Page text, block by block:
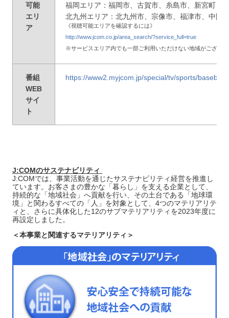
可能
エリ
ア
福岡エリア：福岡市、古賀市、糸島市、新宮町、
北九州エリア：北九州市、宗像市、福津市、中間
《視聴可能エリアを確認するには》
http://www.jcom.co.jp/area_search/?service_full=true
※サービスエリア内でも一部ご利用いただけない地域がござい
番組
WEB
サイ
ト
https://www2.myjcom.jp/special/tv/sports/
J:COMのサステナビリティ
J:COMでは、事業活動を通じたサステナビリティ経営を推進し
ています。お客さまの豊かな「暮らし」を支える企業として、
持続的な「地域社会」へ貢献を行い、その土台である「地球環
境」と関わるすべての「人」を対象として、4つのマテリアリテ
ィと、さらに具体化した12のサブマテリアリティを2023年度に
再設定しました。
＜本事業と関連するマテリアリティ＞